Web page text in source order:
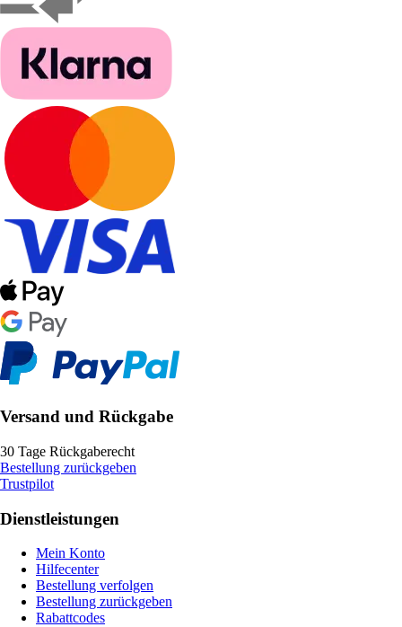
Versand und Rückgabe
30 Tage Rückgaberecht
Bestellung zurückgeben
Trustpilot
Dienstleistungen
Mein Konto
Hilfecenter
Bestellung verfolgen
Bestellung zurückgeben
Rabattcodes